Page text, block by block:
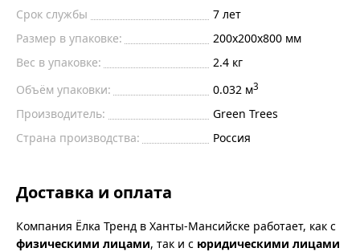
Срок службы
7 лет
Размер в упаковке:
200х200х800 мм
Вес в упаковке:
2.4 кг
Объём упаковки:
0.032 м3
Производитель:
Green Trees
Страна производства:
Россия
Доставка и оплата
Компания Ёлка Тренд в Ханты-Мансийске работает, как с
физическими лицами, так и с юридическими лицами